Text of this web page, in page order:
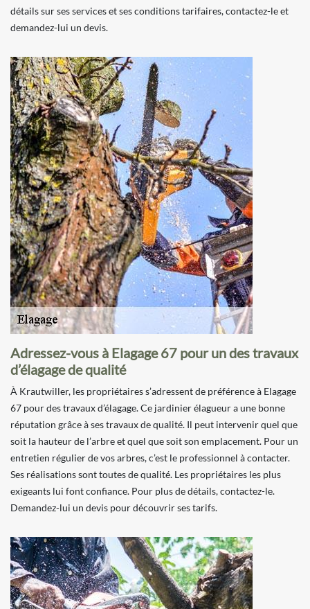
détails sur ses services et ses conditions tarifaires, contactez-le et
demandez-lui un devis.
Adressez-vous à Elagage 67 pour un des travaux
d’élagage de qualité
À Krautwiller, les propriétaires s’adressent de préférence à Elagage
67 pour des travaux d’élagage. Ce jardinier élagueur a une bonne
réputation grâce à ses travaux de qualité. Il peut intervenir quel que
soit la hauteur de l’arbre et quel que soit son emplacement. Pour un
entretien régulier de vos arbres, c’est le professionnel à contacter.
Ses réalisations sont toutes de qualité. Les propriétaires les plus
exigeants lui font confiance. Pour plus de détails, contactez-le.
Demandez-lui un devis pour découvrir ses tarifs.